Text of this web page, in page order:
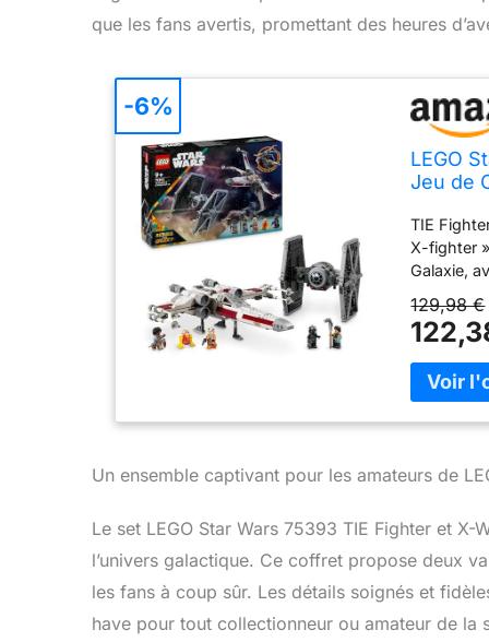
que les fans avertis, promettant des heures
LEGO
Jeu de
Garçon
TIE
X-fighter
Galaxie,
set pour
pistolets
figurine
accueillir
sont
ou fille de
son
Ce set fait
Pour
129,98 €
-6%
Un ensemble captivant pour les amateurs de
Le set LEGO Star Wars 75393 TIE Fighter et
l’univers galactique. Ce coffret propose deux
les fans à coup sûr. Les détails soignés et
have pour tout collectionneur ou amateur de la